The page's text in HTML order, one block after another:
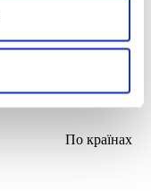
По країнах